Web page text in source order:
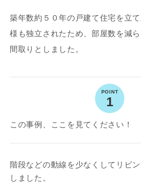
築年数約５０年の戸建て住宅を立
様も独立されたため、部屋数を減
間取りとしました。
1
この事例、ここを見てください！
階段などの動線を少なくしてリビ
しました。